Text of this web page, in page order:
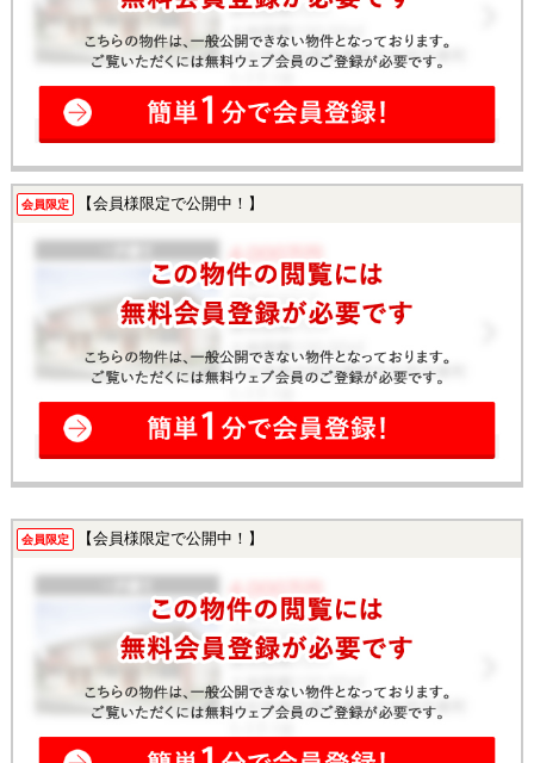
会員限定 【会員様限定で公開中！】
会員限定 【会員様限定で公開中！】